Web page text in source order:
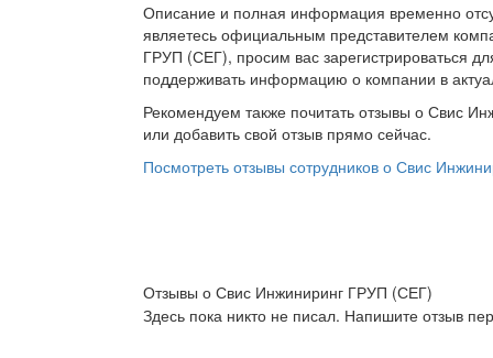
Описание и полная информация временно
являетесь официальным представителем
ГРУП (СЕГ), просим вас зарегистрироваться
поддерживать информацию о компании в
Рекомендуем также почитать отзывы о Свис
или добавить свой отзыв прямо сейчас.
Посмотреть отзывы сотрудников о Свис
Отзывы о Свис Инжиниринг ГРУП (СЕГ)
Здесь пока никто не писал. Напишите отзыв